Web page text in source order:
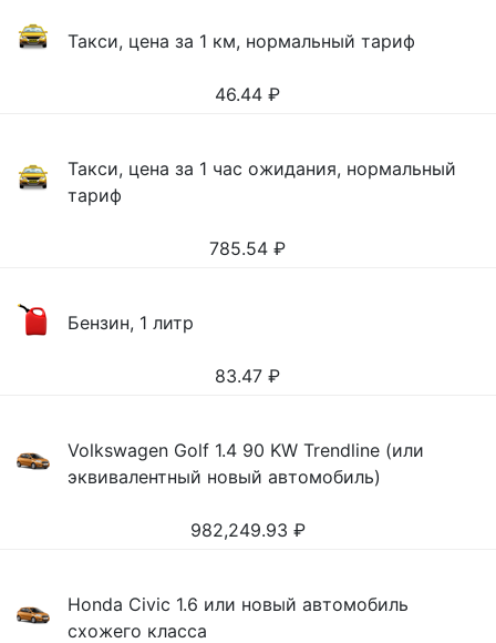
Такси, цена за 1 км, нормальный тариф
46.44 ₽
Такси, цена за 1 час ожидания, нормальный
тариф
785.54 ₽
Бензин, 1 литр
83.47 ₽
Volkswagen Golf 1.4 90 KW Trendline (или
эквивалентный новый автомобиль)
982,249.93 ₽
Honda Civic 1.6 или новый автомобиль
схожего класса